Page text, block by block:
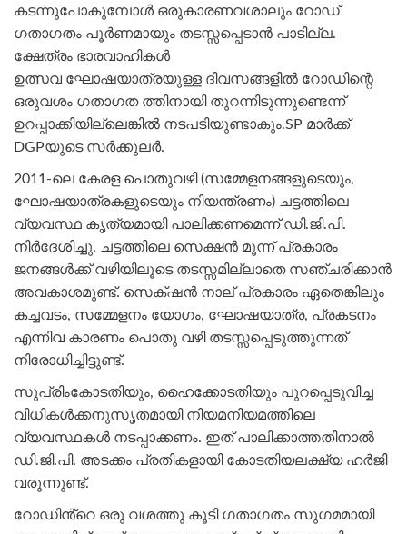
കടന്നുപോകുമ്പോൾ ഒരുകാരണവശാലും റോഡ്
ഗതാഗതം പൂർണമായും തടസ്സപ്പെടാൻ പാടില്ല.
ക്ഷേത്രം ഭാരവാഹികൾ
ഉത്സവ ഘോഷയാത്രയുള്ള ദിവസങ്ങളിൽ റോഡിന്റെ
ഒരുവശം ഗതാഗത ത്തിനായി തുറന്നിടുന്നുണ്ടെന്ന്
ഉറപ്പാക്കിയില്ലെങ്കിൽ നടപടിയുണ്ടാകും.SP മാർക്ക്
DGPയുടെ സർക്കുലർ.
2011-ലെ കേരള പൊതുവഴി (സമ്മേളനങ്ങളുടെയും,
ഘോഷയാത്രകളുടെയും നിയന്ത്രണം) ചട്ടത്തിലെ
വ്യവസ്ഥ കൃത്യമായി പാലിക്കണമെന്ന് ഡി.ജി.പി.
നിർദേശിച്ചു. ചട്ടത്തിലെ സെക്ഷൻ മൂന്ന് പ്രകാരം
ജനങ്ങൾക്ക് വഴിയിലൂടെ തടസ്സമില്ലാതെ സഞ്ചരിക്കാൻ
അവകാശമുണ്ട്. സെക്‌ഷൻ നാല് പ്രകാരം ഏതെങ്കിലും
കച്ചവടം, സമ്മേളനം യോഗം, ഘോഷയാത്ര, പ്രകടനം
എന്നിവ കാരണം പൊതു വഴി തടസ്സപ്പെടുത്തുന്നത്
നിരോധിച്ചിട്ടുണ്ട്.
സുപ്രിംകോടതിയും, ഹൈക്കോടതിയും പുറപ്പെടുവിച്ച
വിധികൾക്കനുസൃതമായി നിയമനിയമത്തിലെ
വ്യവസ്ഥകൾ നടപ്പാക്കണം. ഇത് പാലിക്കാത്തതിനാൽ
ഡി.ജി.പി. അടക്കം പ്രതികളായി കോടതിയലക്ഷ്യ ഹർജി
വരുന്നുണ്ട്.
റോഡിൻ്റെ ഒരു വശത്തു കൂടി ഗതാഗതം സുഗമമായി